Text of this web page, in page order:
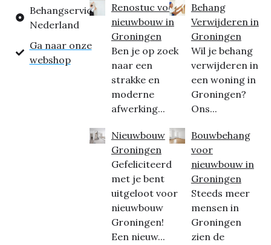
Behangservice
Nederland
Ga naar onze
webshop
Renostuc voor
nieuwbouw in
Groningen
Ben je op zoek
naar een
strakke en
moderne
afwerking...
Nieuwbouw
Groningen
Gefeliciteerd
met je bent
uitgeloot voor
nieuwbouw
Groningen!
Een nieuw...
Behang
Verwijderen in
Groningen
Wil je behang
verwijderen in
een woning in
Groningen?
Ons...
Bouwbehang
voor
nieuwbouw in
Groningen
Steeds meer
mensen in
Groningen
zien de